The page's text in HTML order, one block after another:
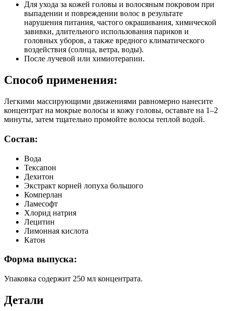
Для ухода за кожей головы и волосяным покровом при
выпадении и повреждении волос в результате
нарушения питания, частого окрашивания, химической
завивки, длительного использования париков и
головных уборов, а также вредного климатического
воздействия (солнца, ветра, воды).
После лучевой или химиотерапии.
Способ применения:
Легкими массирующими движениями равномерно нанесите
концентрат на мокрые волосы и кожу головы, оставьте на 1–2
минуты, затем тщательно промойте волосы теплой водой.
Состав:
Вода
Тексапон
Дехитон
Экстракт корней лопуха большого
Комперлан
Ламесофт
Хлорид натрия
Лецитин
Лимонная кислота
Катон
Форма выпуска:
Упаковка содержит 250 мл концентрата.
Детали